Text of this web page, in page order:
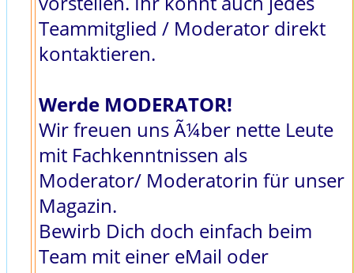
Teammitglied / Moderator direkt
kontaktieren.
Werde MODERATOR!
Wir freuen uns Ã¼ber nette Leute
mit Fachkenntnissen als
Moderator/ Moderatorin für unser
Magazin.
Bewirb Dich doch einfach beim
Team mit einer eMail oder